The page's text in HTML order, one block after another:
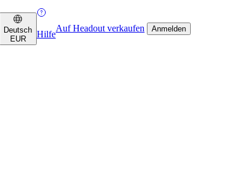
Deutsch
EUR
Hilfe
Auf Headout verkaufen Anmelden